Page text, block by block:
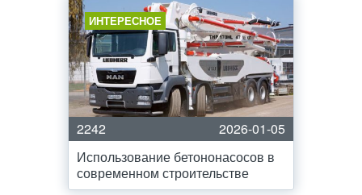
ИНТЕРЕСНОЕ
2242
2026-01-05
Использование бетононасосов в
современном строительстве